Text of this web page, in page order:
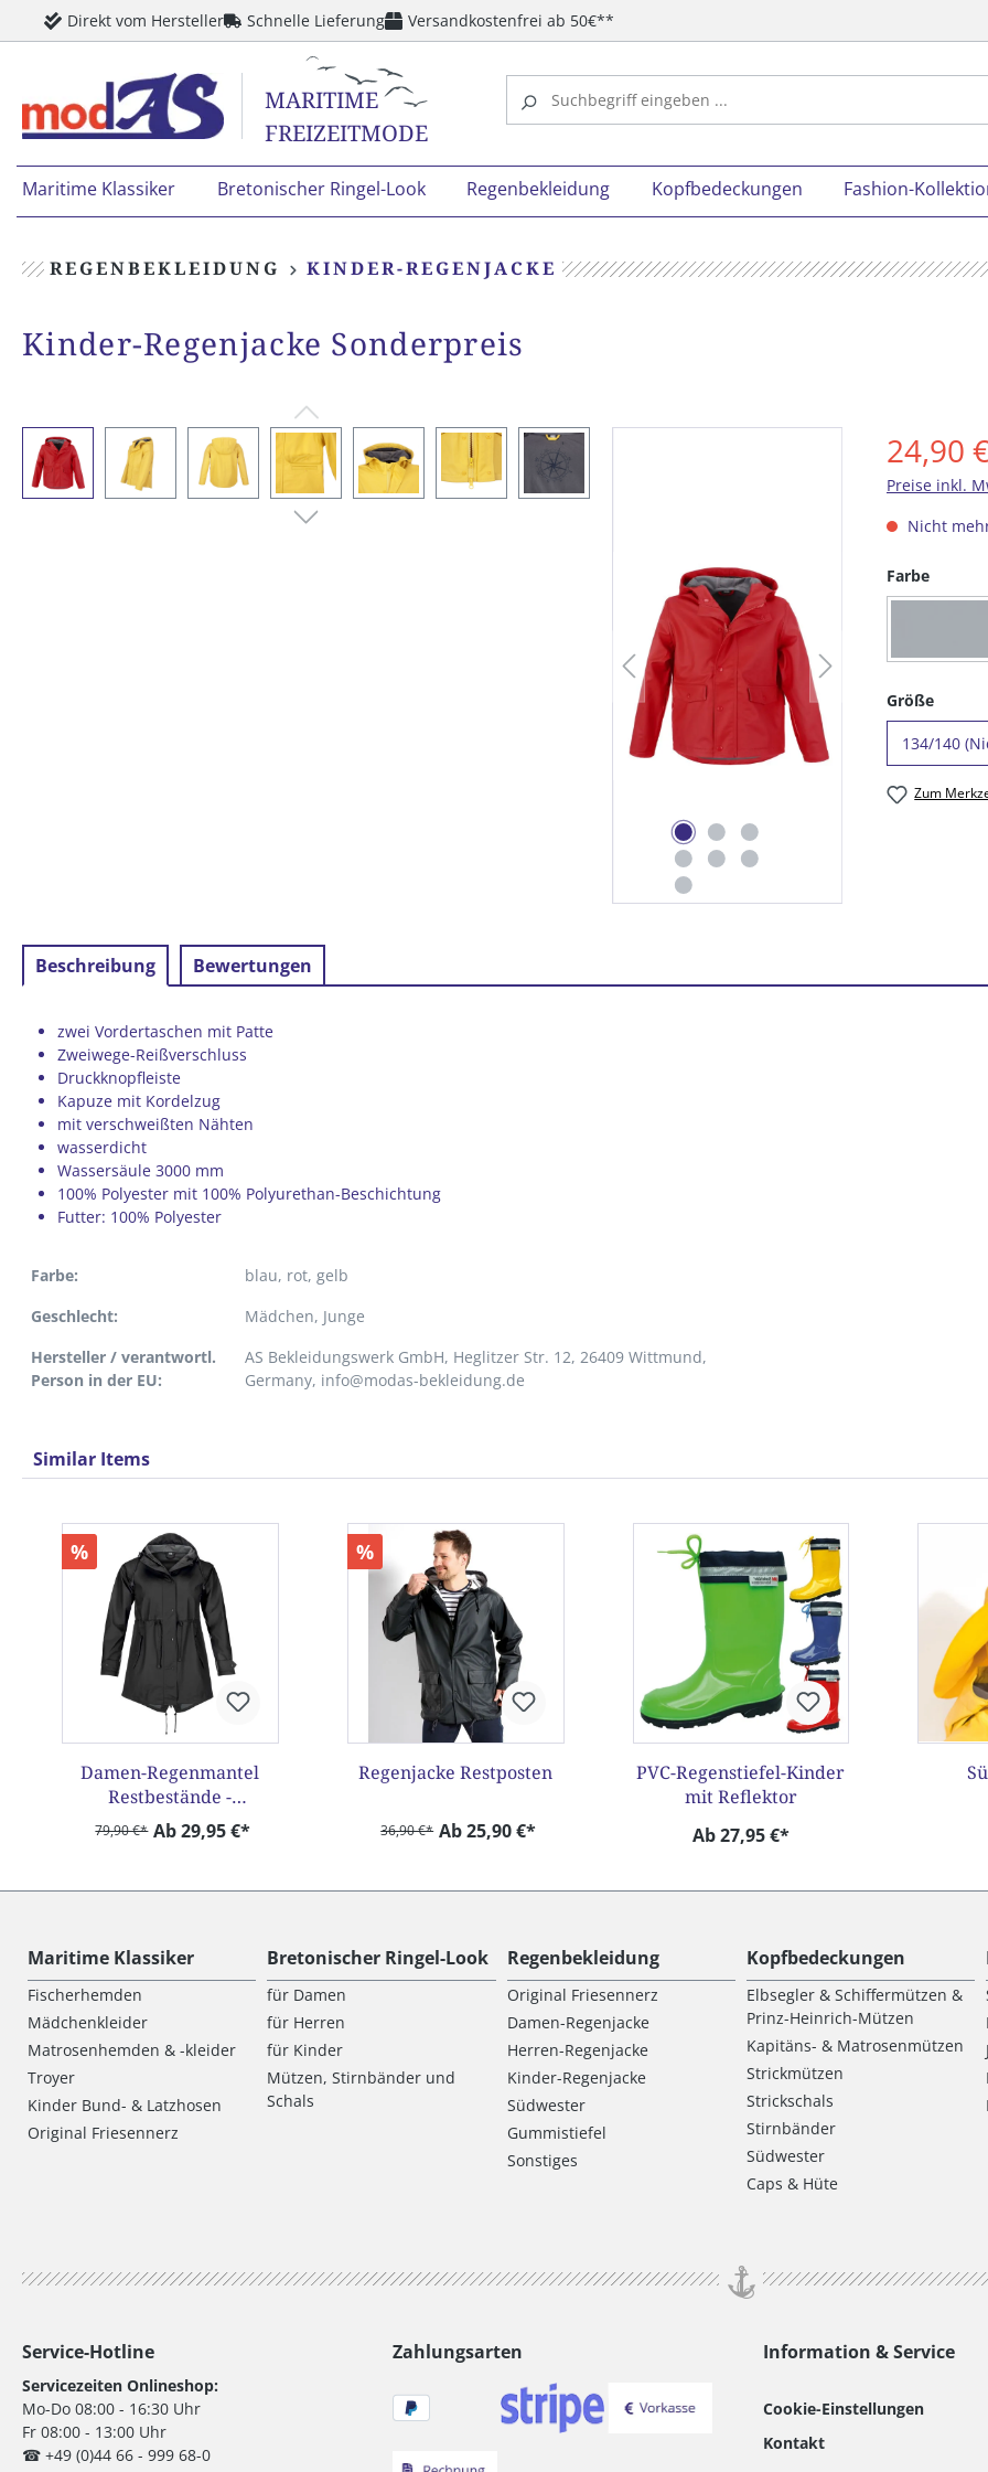
Zur Hauptnavigation springen
Direkt vom Hersteller Schnelle Lieferung Versandkostenfrei ab 50€**
MARITIME
FREIZEITMODE
Maritime Klassiker Bretonischer Ringel-Look Regenbekleidung Kopfbedeckungen Fashion-
REGENBEKLEIDUNG KINDER-REGENJACKE
Kinder-Regenjacke Sonderpreis
Bildergalerie überspringen 24,90
Preise inkl.
Nicht
Farbe
Größe
Zum
Beschreibung Bewertungen
zwei Vordertaschen mit Patte
Zweiwege-Reißverschluss
Druckknopfleiste
Kapuze mit Kordelzug
mit verschweißten Nähten
wasserdicht
Wassersäule 3000 mm
100% Polyester mit 100% Polyurethan-Beschichtung
Futter: 100% Polyester
Farbe: blau, rot, gelb
Geschlecht:
Mädchen, Junge
Hersteller / verantwortl.
Person in der EU:
AS Bekleidungswerk GmbH, Heglitzer Str. 12, 26409 Wittmund,
Germany, info@modas-bekleidung.de
Similar Items
%
Damen-Regenmantel
Restbestände -
Sonderpreis
79,90 €* Ab 29,95 €*
%
Regenjacke Restposten
36,90 €* Ab 25,90 €*
PVC-Regenstiefel-Kinder
mit Reflektor
Ab 27,95 €*
Maritime Klassiker
Fischerhemden
Mädchenkleider
Matrosenhemden & -kleider
Troyer
Kinder Bund- & Latzhosen
Original Friesennerz
Bretonischer Ringel-Look
für Damen
für Herren
für Kinder
Mützen, Stirnbänder und
Schals
Regenbekleidung
Original Friesennerz
Damen-Regenjacke
Herren-Regenjacke
Kinder-Regenjacke
Südwester
Gummistiefel
Sonstiges
Kopfbedeckungen
Elbsegler & Schiffermützen &
Prinz-Heinrich-Mützen
Kapitäns- & Matrosenmützen
Strickmützen
Strickschals
Stirnbänder
Südwester
Caps & Hüte
Service-Hotline
Servicezeiten Onlineshop:
Mo-Do 08:00 - 16:30 Uhr
Fr 08:00 - 13:00 Uhr
☎ +49 (0)44 66 - 999 68-0
Zahlungsarten Information & Service
Cookie-Einstellungen
Kontakt